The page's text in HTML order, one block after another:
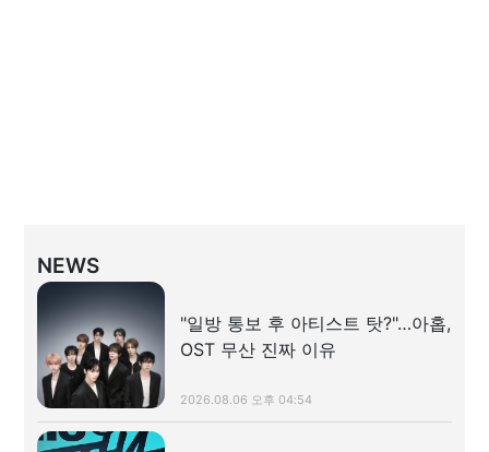
NEWS
"일방 통보 후 아티스트 탓?"…아홉,
OST 무산 진짜 이유
2026.08.06 오후 04:54